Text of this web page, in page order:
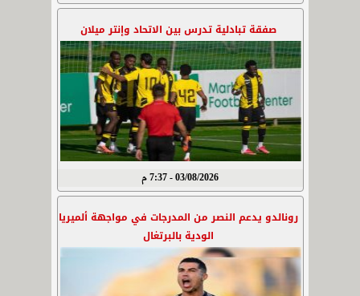
صفقة تبادلية تدرس بين الاتحاد وإنتر ميلان
03/08/2026 - 7:37 م
رونالدو يدعم النصر من المدرجات في مواجهة ألميريا
الودية بالبرتغال